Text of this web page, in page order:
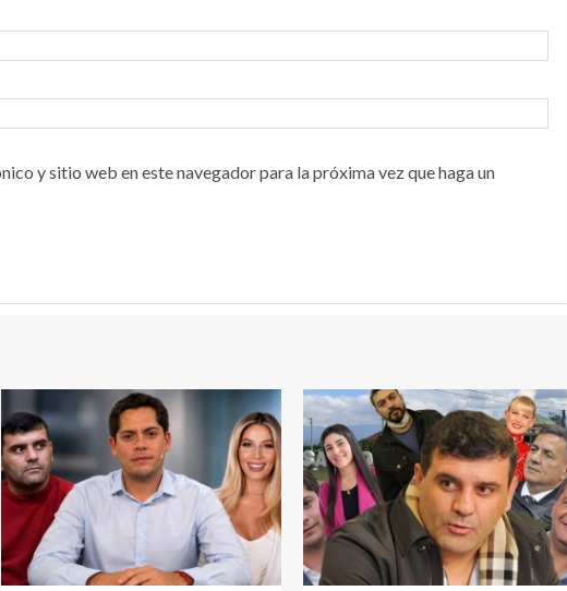
y sitio web en este navegador para la próxima vez que haga un